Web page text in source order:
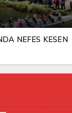
NEFES KESEN